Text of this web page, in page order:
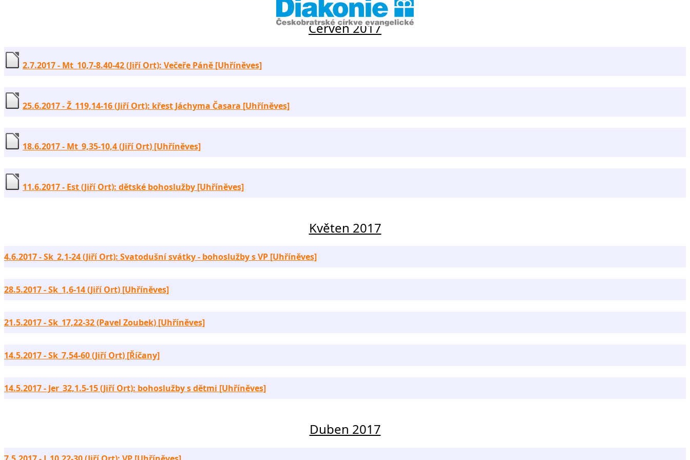
Červen 2017
2.7.2017 - Mt_10,7-8.40-42 (Jiří Ort): Večeře Páně [Uhříněves]
25.6.2017 - Ž_119,14-16 (Jiří Ort): křest Jáchyma Časara [Uhříněves]
18.6.2017 - Mt_9,35-10,4 (Jiří Ort) [Uhříněves]
11.6.2017 - Est (Jiří Ort): dětské bohoslužby [Uhříněves]
Květen 2017
4.6.2017 - Sk_2,1-24 (Jiří Ort): Svatodušní svátky - bohoslužby s VP [Uhříněves]
28.5.2017 - Sk_1,6-14 (Jiří Ort) [Uhříněves]
21.5.2017 - Sk_17,22-32 (Pavel Zoubek) [Uhříněves]
14.5.2017 - Sk_7,54-60 (Jiří Ort) [Říčany]
14.5.2017 - Jer_32,1.5-15 (Jiří Ort): bohoslužby s dětmi [Uhříněves]
Duben 2017